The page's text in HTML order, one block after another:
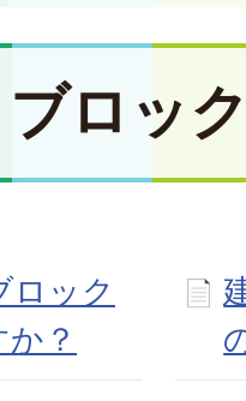
ブロッ
ロック
？